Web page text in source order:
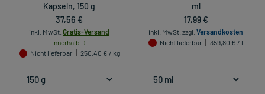
Kapseln, 150 g
37,56 €
inkl. MwSt. Gratis-Versand
innerhalb D.
Nicht lieferbar
250,40 € / kg
ml
17,99 €
inkl. MwSt. zzgl. Versandkosten
Nicht lieferbar
359,80 € / l